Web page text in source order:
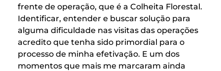
frente de operação, que é a Colheita Florestal.
Identificar, entender e buscar solução para
alguma dificuldade nas visitas das operações
acredito que tenha sido primordial para o
processo de minha efetivação. E um dos
momentos que mais me marcaram ainda